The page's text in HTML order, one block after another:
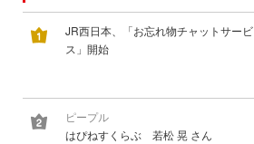
JR西日本、「お忘れ物チャットサービ
ス」開始
ピープル
はぴねすくらぶ 若松 晃 さん